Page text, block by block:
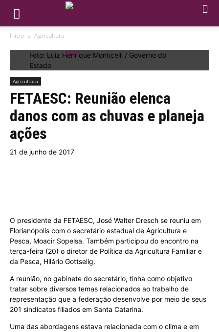
Início Agricultura
Foto: Luiz Henrique Monticelli / Governo do
Estado
Agricultura
FETAESC: Reunião elenca
danos com as chuvas e planeja
ações
21 de junho de 2017
O presidente da FETAESC, José Walter Dresch se reuniu em
Florianópolis com o secretário estadual de Agricultura e
Pesca, Moacir Sopelsa. Também participou do encontro na
terça-feira (20) o diretor de Política da Agricultura Familiar e
da Pesca, Hilário Gottselig.
A reunião, no gabinete do secretário, tinha como objetivo
tratar sobre diversos temas relacionados ao trabalho de
representação que a federação desenvolve por meio de seus
201 sindicatos filiados em Santa Catarina.
Uma das abordagens estava relacionada com o clima e em